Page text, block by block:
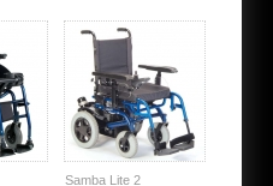
Samba Lite 2